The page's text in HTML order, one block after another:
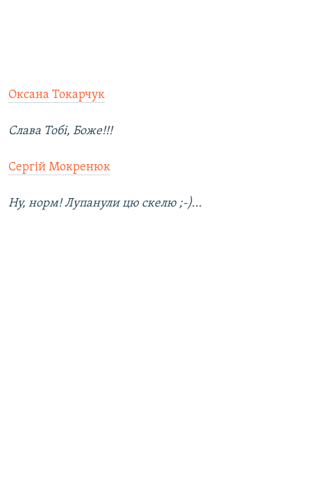
Оксана Токарчук
Слава Тобі, Боже!!!
Сергій Мокренюк
Ну, норм! Лупанули цю скелю ;-)...